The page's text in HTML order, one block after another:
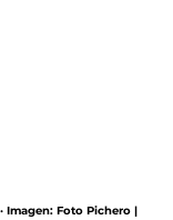
Imagen: Foto Pichero |